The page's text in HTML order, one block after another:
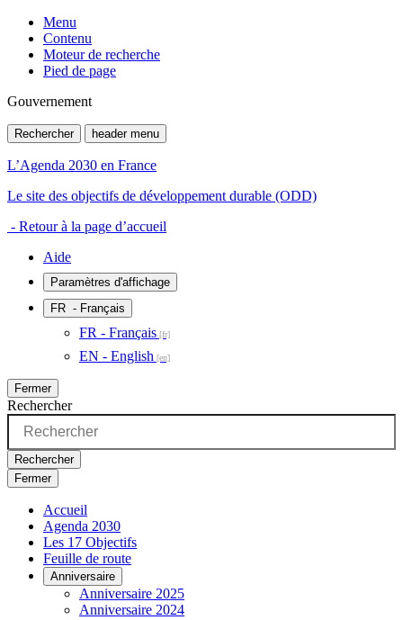
Menu
Contenu
Moteur de recherche
Pied de page
Gouvernement
Rechercher header menu
L’Agenda 2030 en France
Le site des objectifs de développement durable (ODD)
- Retour à la page d’accueil
Aide
Paramètres d'affichage
FR - Français
FR - Français
EN - English
Fermer
Rechercher
Rechercher
Fermer
Accueil
Agenda 2030
Les 17 Objectifs
Feuille de route
Anniversaire
Anniversaire 2025
Anniversaire 2024